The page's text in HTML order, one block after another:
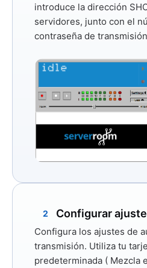
introduce la dirección
servidores, junto con el
contraseña de
2 Configurar
Configura los ajustes de
transmisión. Utiliza tu
predeterminada ( Mezcla